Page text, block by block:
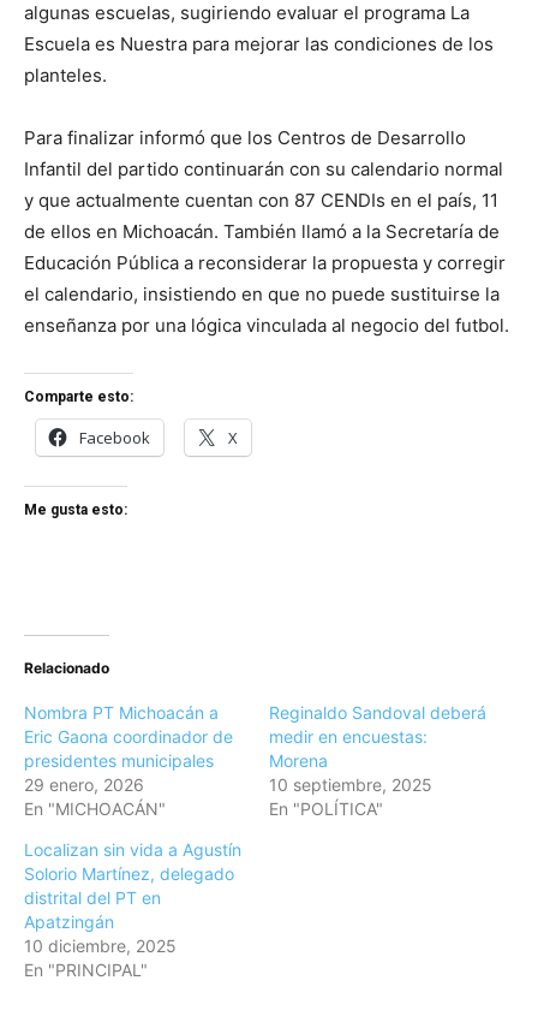
algunas escuelas, sugiriendo evaluar el programa La
Escuela es Nuestra para mejorar las condiciones de los
planteles.
Para finalizar informó que los Centros de Desarrollo
Infantil del partido continuarán con su calendario normal
y que actualmente cuentan con 87 CENDIs en el país, 11
de ellos en Michoacán. También llamó a la Secretaría de
Educación Pública a reconsiderar la propuesta y corregir
el calendario, insistiendo en que no puede sustituirse la
enseñanza por una lógica vinculada al negocio del futbol.
Comparte esto:
Facebook X
Me gusta esto:
Relacionado
Nombra PT Michoacán a
Eric Gaona coordinador de
presidentes municipales
29 enero, 2026
En "MICHOACÁN"
Reginaldo Sandoval deberá
medir en encuestas:
Morena
10 septiembre, 2025
En "POLÍTICA"
Localizan sin vida a Agustín
Solorio Martínez, delegado
distrital del PT en
Apatzingán
10 diciembre, 2025
En "PRINCIPAL"